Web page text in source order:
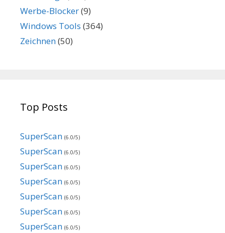
Werbe-Blocker(9)
Windows Tools (364)
Zeichnen(50)
Top Posts
SuperScan (6.0/5)
SuperScan (6.0/5)
SuperScan (6.0/5)
SuperScan (6.0/5)
SuperScan (6.0/5)
SuperScan (6.0/5)
SuperScan (6.0/5)